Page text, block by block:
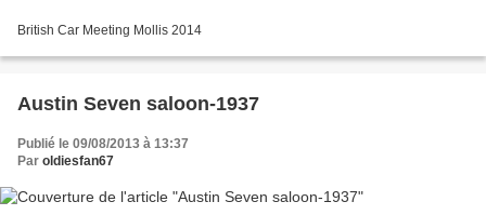
British Car Meeting Mollis 2014
Austin Seven saloon-1937
Publié le 09/08/2013 à 13:37
Par oldiesfan67